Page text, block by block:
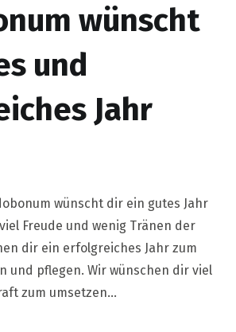
wünscht
und
Jahr
wünscht dir ein gutes Jahr
Freude und wenig Tränen der
dir ein erfolgreiches Jahr zum
und pflegen. Wir wünschen dir viel
zum umsetzen…